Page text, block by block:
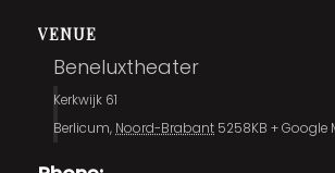
VENUE
Beneluxtheater
Kerkwijk 61
Berlicum, Noord-Brabant 5258KB + Google